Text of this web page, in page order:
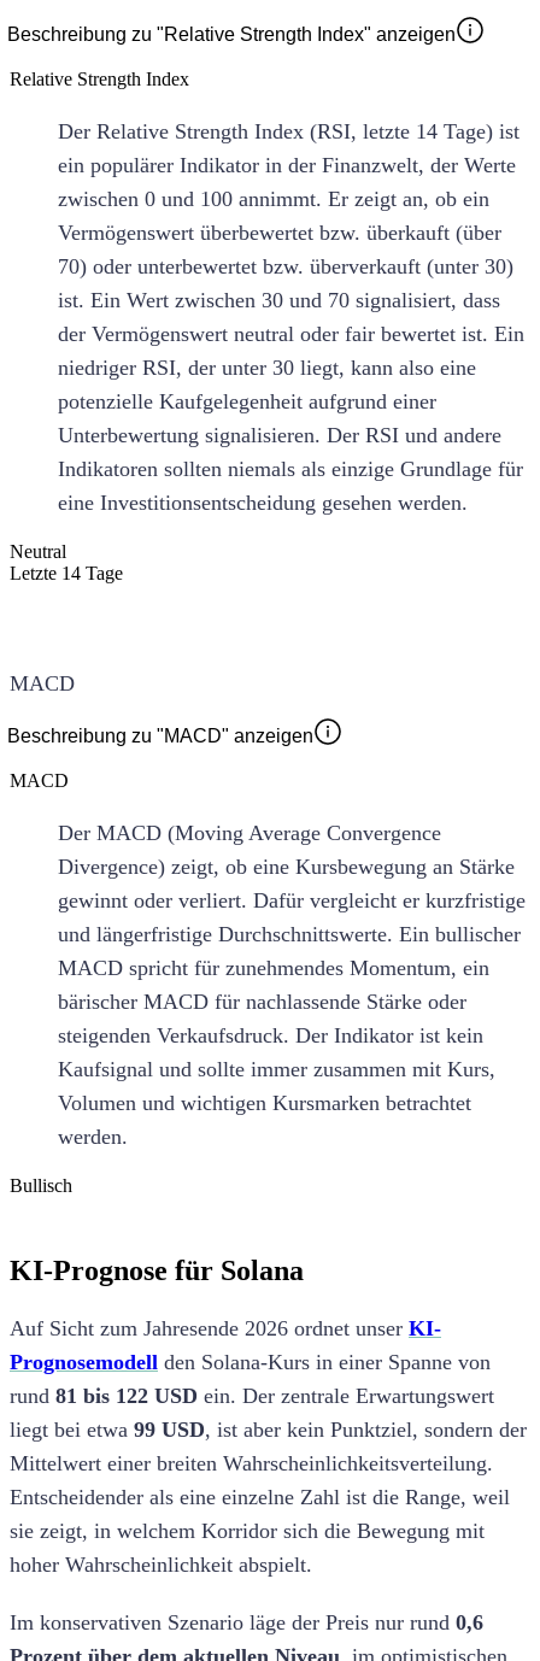
Beschreibung zu "Relative Strength Index" anzeigen
Relative Strength Index
Der Relative Strength Index (RSI, letzte 14 Tage) ist
ein populärer Indikator in der Finanzwelt, der Werte
zwischen 0 und 100 annimmt. Er zeigt an, ob ein
Vermögenswert überbewertet bzw. überkauft (über
70) oder unterbewertet bzw. überverkauft (unter 30)
ist. Ein Wert zwischen 30 und 70 signalisiert, dass
der Vermögenswert neutral oder fair bewertet ist. Ein
niedriger RSI, der unter 30 liegt, kann also eine
potenzielle Kaufgelegenheit aufgrund einer
Unterbewertung signalisieren. Der RSI und andere
Indikatoren sollten niemals als einzige Grundlage für
eine Investitionsentscheidung gesehen werden.
Neutral
Letzte 14 Tage
MACD
Beschreibung zu "MACD" anzeigen
MACD
Der MACD (Moving Average Convergence
Divergence) zeigt, ob eine Kursbewegung an Stärke
gewinnt oder verliert. Dafür vergleicht er kurzfristige
und längerfristige Durchschnittswerte. Ein bullischer
MACD spricht für zunehmendes Momentum, ein
bärischer MACD für nachlassende Stärke oder
steigenden Verkaufsdruck. Der Indikator ist kein
Kaufsignal und sollte immer zusammen mit Kurs,
Volumen und wichtigen Kursmarken betrachtet
werden.
Bullisch
KI-Prognose für Solana
Auf Sicht zum Jahresende 2026 ordnet unser KI-
Prognosemodell den Solana-Kurs in einer Spanne von
rund 81 bis 122 USD ein. Der zentrale Erwartungswert
liegt bei etwa 99 USD, ist aber kein Punktziel, sondern der
Mittelwert einer breiten Wahrscheinlichkeitsverteilung.
Entscheidender als eine einzelne Zahl ist die Range, weil
sie zeigt, in welchem Korridor sich die Bewegung mit
hoher Wahrscheinlichkeit abspielt.
Im konservativen Szenario läge der Preis nur rund 0,6
Prozent über dem aktuellen Niveau , im optimistischen